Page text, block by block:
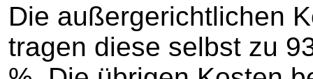
Die außergerichtlichen
tragen diese selbst zu